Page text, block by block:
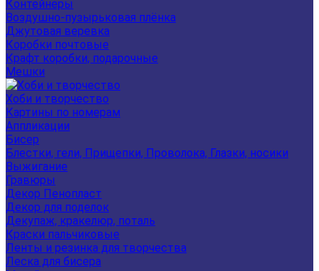
Контейнеры
Воздушно-пузырьковая плёнка
Джутовая веревка
Коробки почтовые
Крафт коробки, подарочные
Мешки
Хоби и творчество
Картины по номерам
Аппликации
Бисер
Блестки, гели, Прищепки, Проволока, Глазки, носики
Выжигание
Гравюры
Декор Пенопласт
Декор для поделок
Декупаж, кракелюр, поталь
Краски пальчиковые
Ленты и резинка для творчества
Леска для бисера